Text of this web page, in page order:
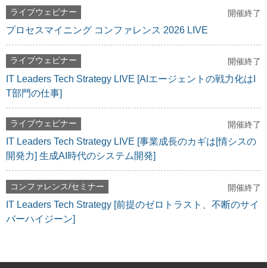
ライブウェビナー 開催終了
プロセスマイニング コンファレンス 2026 LIVE
ライブウェビナー 開催終了
IT Leaders Tech Strategy LIVE [AIエージェントの戦力化はI
T部門の仕事]
ライブウェビナー 開催終了
IT Leaders Tech Strategy LIVE [事業成長のカギは[情シスの
開発力] 生成AI時代のシステム開発]
コンファレンス/セミナー 開催終了
IT Leaders Tech Strategy [前提のゼロトラスト、不断のサイ
バーハイジーン]